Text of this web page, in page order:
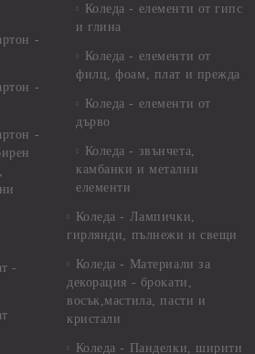
-
-
-
-
Коледа - елементи от гипс
и глина
Коледа - елементи от
филц, фоам, плат и прежда
Коледа - елементи от
дърво
Коледа - звънчета,
камбанки и метални
елементи
Коледа - Лампички,
гирлянди, пълнежи и свещи
Коледа - Материали за
декорация - брокати,
восък,мастила, пасти и
кристали
Коледа - Панделки, ширити